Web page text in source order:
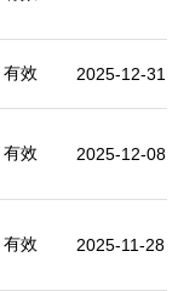
有效 2025-12-31
有效 2025-12-08
有效 2025-11-28